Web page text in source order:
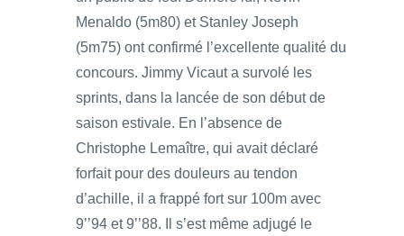
Menaldo (5m80) et Stanley Joseph
(5m75) ont confirmé l’excellente qualité du
concours. Jimmy Vicaut a survolé les
sprints, dans la lancée de son début de
saison estivale. En l’absence de
Christophe Lemaître, qui avait déclaré
forfait pour des douleurs au tendon
d’achille, il a frappé fort sur 100m avec
9’’94 et 9’’88. Il s’est même adjugé le